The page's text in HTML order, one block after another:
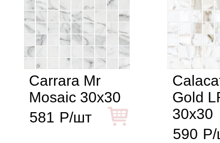
Сarrara Mr
Mosaic 30x30
581 Р/шт
Gold
30x30
590